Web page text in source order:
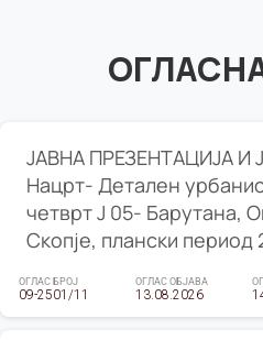
ЈАВНА ПРЕЗЕНТАЦИЈА И
Нацрт- Детален
четврт Ј 05- Барутана,
Скопје, плански период
ОГЛАС БРОЈ
09-2501/11
ОГЛАС ОБЈАВА
13.08.2026